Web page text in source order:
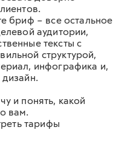
бриф – все остальное
аудитории,
тексты с
структурой,
инфографика и,
и понять, какой
вам.
тарифы